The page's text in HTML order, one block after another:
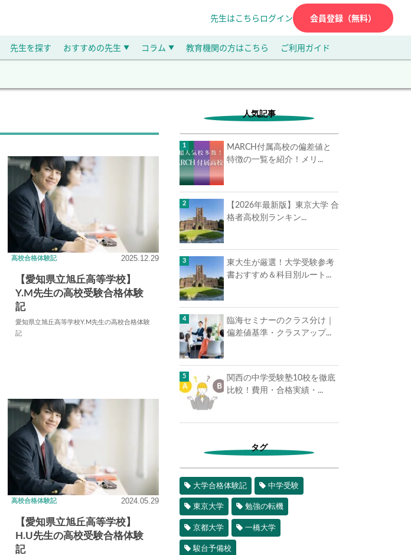
先生はこちら ログイン 会員登録（無料）
先生を探す おすすめの先生 ▼ コラム ▼ 教育機関の方はこちら ご利用ガイド
高校合格体験記 2025.12.29
【愛知県立旭丘高等学校】
Y.M先生の高校受験合格体験
記
愛知県立旭丘高等学校Y.M先生の高校合格体験
記
高校合格体験記 2024.05.29
【愛知県立旭丘高等学校】
H.U先生の高校受験合格体験
記
人気記事
MARCH付属高校の偏差値と
特徴の一覧を紹介！メリ...
【2026年最新版】東京大学 合
格者高校別ランキン...
東大生が厳選！大学受験参考
書おすすめ＆科目別ルート...
臨海セミナーのクラス分け｜
偏差値基準・クラスアップ...
関西の中学受験塾10校を徹底
比較！費用・合格実績・...
タグ
大学合格体験記 中学受験
東京大学 勉強の転機
京都大学 一橋大学
駿台予備校